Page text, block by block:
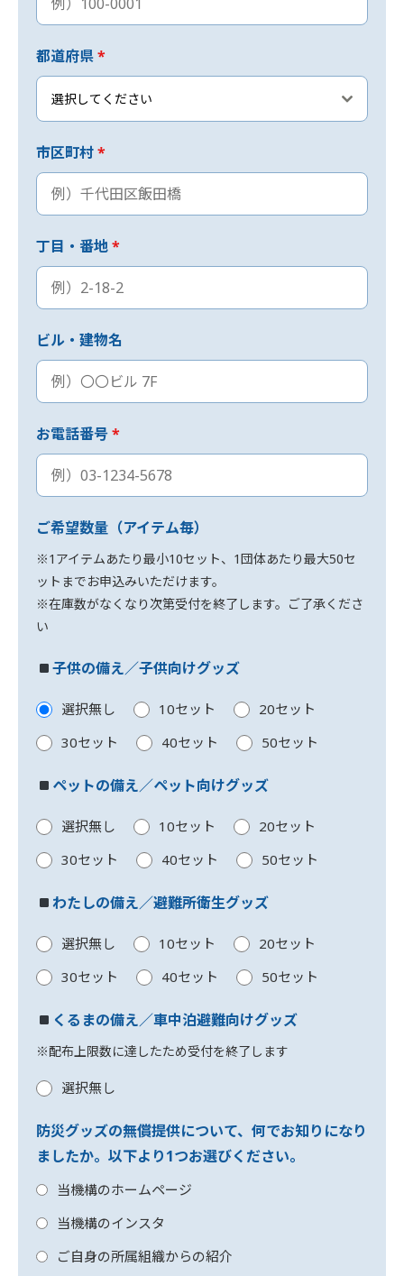
都道府県*
選択してください
市区町村*
丁目・番地*
ビル・建物名
お電話番号*
ご希望数量（アイテム毎）
※1アイテムあたり最小10セット、1団体あたり最大50セ
ットまでお申込みいただけます。
※在庫数がなくなり次第受付を終了します。ご了承くださ
い
子供の備え／子供向けグッズ
選択無し 10セット
20セット
30セット
40セット 50セット
ペットの備え／ペット向けグッズ
選択無し 10セット
20セット
30セット
40セット 50セット
わたしの備え／避難所衛生グッズ
選択無し 10セット
20セット
30セット
40セット 50セット
くるまの備え／車中泊避難向けグッズ
※配布上限数に達したため受付を終了します
選択無し
防災グッズの無償提供について、何でお知りになり
ましたか。以下より1つお選びください。
当機構のホームページ
当機構のインスタ
ご自身の所属組織からの紹介